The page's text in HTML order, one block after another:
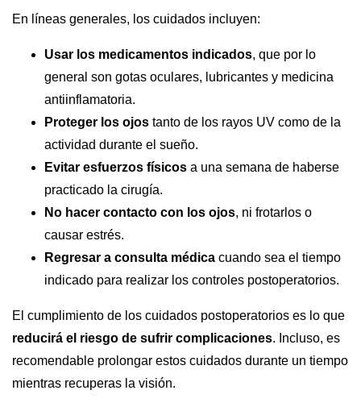
En líneas generales, los cuidados incluyen:
Usar los medicamentos indicados, que por lo
general son gotas oculares, lubricantes y medicina
antiinflamatoria.
Proteger los ojos tanto de los rayos UV como de la
actividad durante el sueño.
Evitar esfuerzos físicos a una semana de haberse
practicado la cirugía.
No hacer contacto con los ojos, ni frotarlos o
causar estrés.
Regresar a consulta médica cuando sea el tiempo
indicado para realizar los controles postoperatorios.
El cumplimiento de los cuidados postoperatorios es lo que
reducirá el riesgo de sufrir complicaciones. Incluso, es
recomendable prolongar estos cuidados durante un tiempo
mientras recuperas la visión.